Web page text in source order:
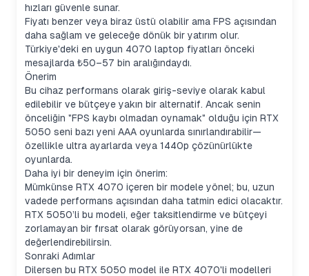
hızları güvenle sunar.
Fiyatı benzer veya biraz üstü olabilir ama FPS açısından
daha sağlam ve geleceğe dönük bir yatırım olur.
Türkiye'deki en uygun 4070 laptop fiyatları önceki
mesajlarda ₺50–57 bin aralığındaydı.
Önerim
Bu cihaz performans olarak giriş-seviye olarak kabul
edilebilir ve bütçeye yakın bir alternatif. Ancak senin
önceliğin "FPS kaybı olmadan oynamak" olduğu için RTX
5050 seni bazı yeni AAA oyunlarda sınırlandırabilir—
özellikle ultra ayarlarda veya 1440p çözünürlükte
oyunlarda.
Daha iyi bir deneyim için önerim:
Mümkünse RTX 4070 içeren bir modele yönel; bu, uzun
vadede performans açısından daha tatmin edici olacaktır.
RTX 5050’li bu modeli, eğer taksitlendirme ve bütçeyi
zorlamayan bir fırsat olarak görüyorsan, yine de
değerlendirebilirsin.
Sonraki Adımlar
Dilersen bu RTX 5050 model ile RTX 4070'li modelleri